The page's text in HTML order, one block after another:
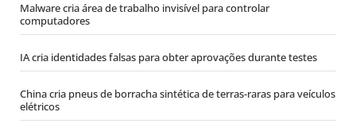
Malware cria área de trabalho invisível para controlar
computadores
IA cria identidades falsas para obter aprovações durante testes
China cria pneus de borracha sintética de terras-raras para veículos
elétricos